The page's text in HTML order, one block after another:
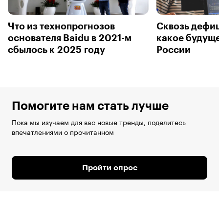
Что из технопрогнозов
основателя Baidu в 2021-м
сбылось к 2025 году
Сквозь
какое
России
Помогите нам стать лучше
Пока мы изучаем для вас новые тренды, поделитесь
впечатлениями о прочитанном
Пройти опрос